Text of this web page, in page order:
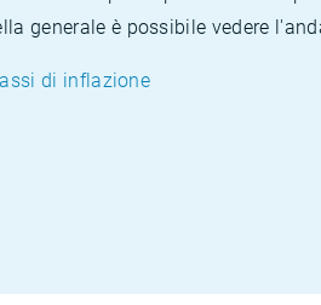
generale è possibile vedere
di inflazione